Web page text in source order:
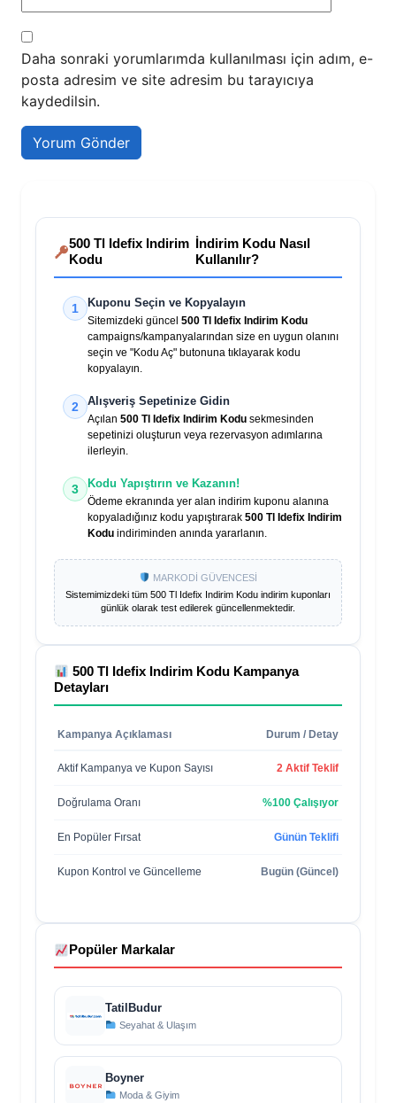
Daha sonraki yorumlarımda kullanılması için adım, e-
posta adresim ve site adresim bu tarayıcıya
kaydedilsin.
500 Tl Idefix Indirim
Kodu
İndirim Kodu Nasıl
Kullanılır?
1 Kuponu Seçin ve Kopyalayın
Sitemizdeki güncel 500 Tl Idefix Indirim Kodu
campaigns/kampanyalarından size en uygun olanını
seçin ve "Kodu Aç" butonuna tıklayarak kodu
kopyalayın.
2 Alışveriş Sepetinize Gidin
Açılan 500 Tl Idefix Indirim Kodu sekmesinden
sepetinizi oluşturun veya rezervasyon adımlarına
ilerleyin.
3 Kodu Yapıştırın ve Kazanın!
Ödeme ekranında yer alan indirim kuponu alanına
kopyaladığınız kodu yapıştırarak 500 Tl Idefix Indirim
Kodu indiriminden anında yararlanın.
MARKODİ GÜVENCESİ
Sistemimizdeki tüm 500 Tl Idefix Indirim Kodu indirim kuponları
günlük olarak test edilerek güncellenmektedir.
500 Tl Idefix Indirim Kodu Kampanya
Detayları
Kampanya Açıklaması Durum / Detay
Aktif Kampanya ve Kupon Sayısı 2 Aktif Teklif
Doğrulama Oranı %100 Çalışıyor
En Popüler Fırsat Günün Teklifi
Kupon Kontrol ve Güncelleme Bugün (Güncel)
Popüler Markalar
TatilBudur
Seyahat & Ulaşım
Boyner
Moda & Giyim